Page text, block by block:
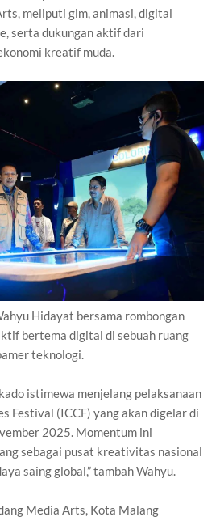
meliputi gim, animasi, digital
serta dukungan aktif dari
kreatif muda.
Hidayat bersama rombongan
bertema digital di sebuah ruang
teknologi.
istimewa menjelang pelaksanaan
Festival (ICCF) yang akan digelar di
2025. Momentum ini
sebagai pusat kreativitas nasional
saing global,” tambah Wahyu.
Media Arts, Kota Malang